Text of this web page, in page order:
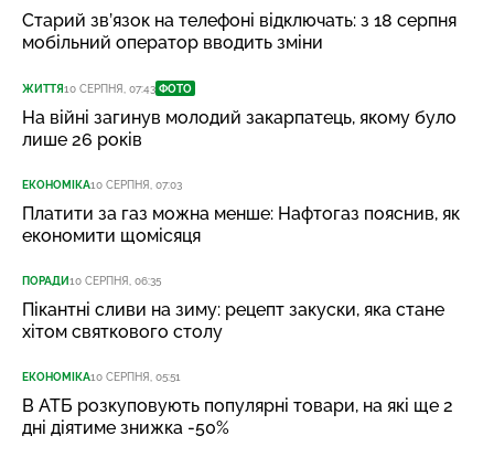
Старий зв’язок на телефоні відключать: з 18 серпня
мобільний оператор вводить зміни
ЖИТТЯ10 СЕРПНЯ, 07:43 ФОТО
На війні загинув молодий закарпатець, якому було
лише 26 років
ЕКОНОМІКА10 СЕРПНЯ, 07:03
Платити за газ можна менше: Нафтогаз пояснив, як
економити щомісяця
ПОРАДИ10 СЕРПНЯ, 06:35
Пікантні сливи на зиму: рецепт закуски, яка стане
хітом святкового столу
ЕКОНОМІКА10 СЕРПНЯ, 05:51
В АТБ розкуповують популярні товари, на які ще 2
дні діятиме знижка -50%